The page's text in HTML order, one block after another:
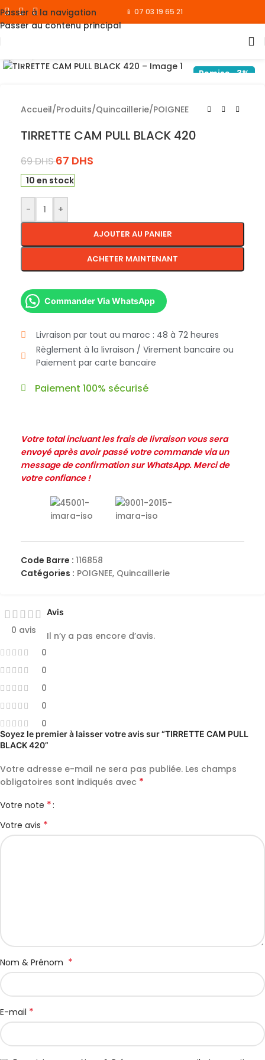
Passer à la navigation
Passer au contenu principal
📱 07 03 19 65 21
Remise -3%
Accueil/Produits/Quincaillerie/POIGNEE
TIRRETTE CAM PULL BLACK 420
69DHS 67 DHS
10 en stock
- +
AJOUTER AU PANIER
ACHETER MAINTENANT
Commander Via WhatsApp
Livraison par tout au maroc : 48 à 72 heures
Règlement à la livraison / Virement bancaire ou
Paiement par carte bancaire
Paiement 100% sécurisé
Votre total incluant les frais de livraison vous sera
envoyé après avoir passé votre commande via un
message de confirmation sur WhatsApp. Merci de
votre confiance !
Code Barre : 116858
Catégories : POIGNEE, Quincaillerie
0 avis
0
0
0
0
0
Avis
Il n’y a pas encore d’avis.
Soyez le premier à laisser votre avis sur “TIRRETTE CAM PULL
BLACK 420”
Votre adresse e-mail ne sera pas publiée. Les champs
obligatoires sont indiqués avec *
Votre note *
Votre avis *
Nom & Prénom *
E-mail *